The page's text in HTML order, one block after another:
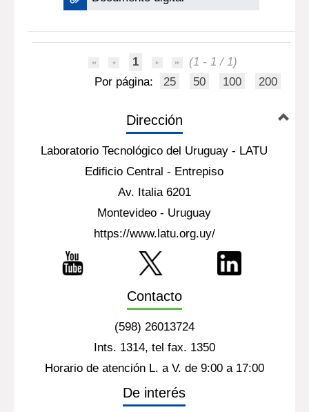
1
(1 - 1 / 1)
Por página:
25 50 100 200
Dirección
Laboratorio Tecnológico del Uruguay - LATU
Edificio Central - Entrepiso
Av. Italia 6201
Montevideo - Uruguay
https://www.latu.org.uy/
Contacto
(598) 26013724
Ints. 1314, tel fax. 1350
Horario de atención L. a V. de 9:00 a 17:00
De interés